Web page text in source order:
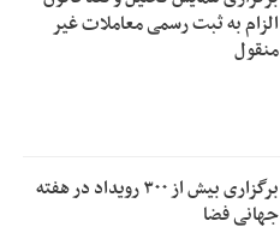
الزام به ثبت رسمی معاملات غیر
منقول
برگزاری بیش از ۳۰۰ رویداد در هفته
جهانی فضا